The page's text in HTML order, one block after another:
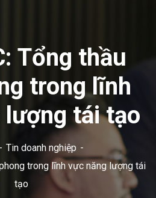
Tổng thầu
trong lĩnh
tái tạo
Tin doanh nghiệp
trong lĩnh vực năng lượng tái
tạo